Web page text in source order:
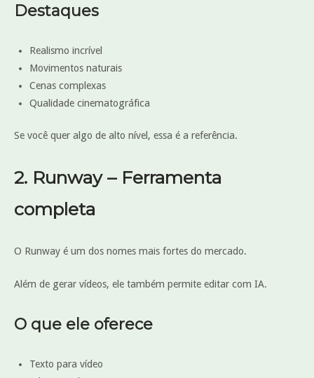
Destaques
Realismo incrível
Movimentos naturais
Cenas complexas
Qualidade cinematográfica
Se você quer algo de alto nível, essa é a referência.
2. Runway – Ferramenta
completa
O Runway é um dos nomes mais fortes do mercado.
Além de gerar vídeos, ele também permite editar com IA.
O que ele oferece
Texto para vídeo